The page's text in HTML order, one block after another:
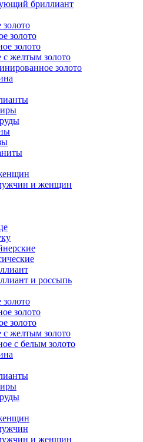
бриллиант
золото
золото
золото
с желтым золото
золото
и женщин
и россыпь
золото
золото
золото
с желтым золото
с белым золото
и женщин